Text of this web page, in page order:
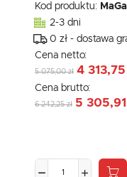
Kod produktu:
2-3 dni
0 zł - dostawa
Cena netto:
5 075,00 zł 4 313,75
Cena brutto:
6 242,25 zł 5 305,91